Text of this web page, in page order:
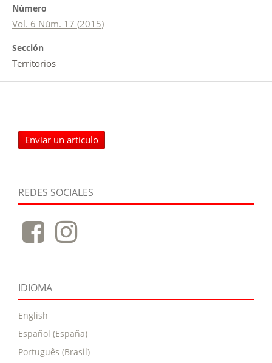
Número
Vol. 6 Núm. 17 (2015)
Sección
Territorios
Enviar un artículo
REDES SOCIALES
IDIOMA
English
Español (España)
Português (Brasil)